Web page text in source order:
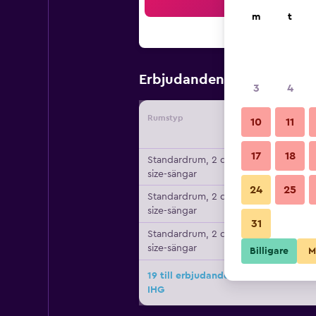
Erbjudanden från
Rumstyp
Standardrum, 2 queen
size-sängar
Standardrum, 2 queen
size-sängar
Standardrum, 2 queen
size-sängar
19 till erbjudanden för Holiday Inn
IHG
m t
3 4
10 11
17 18
24 25
31
Billigare